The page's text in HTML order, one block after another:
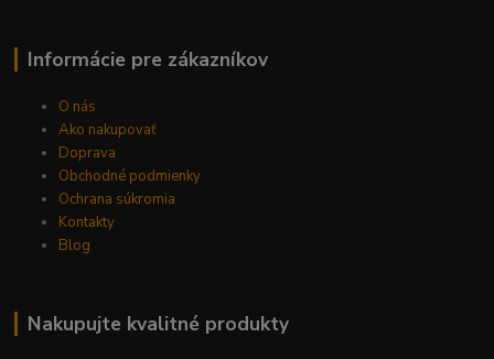
Informácie pre zákazníkov
O nás
Ako nakupovať
Doprava
Obchodné podmienky
Ochrana súkromia
Kontakty
Blog
Nakupujte kvalitné produkty